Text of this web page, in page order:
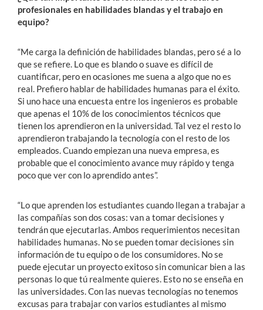
profesionales en habilidades blandas y el trabajo en
equipo?
“Me carga la definición de habilidades blandas, pero sé a lo
que se refiere. Lo que es blando o suave es difícil de
cuantificar, pero en ocasiones me suena a algo que no es
real. Prefiero hablar de habilidades humanas para el éxito.
Si uno hace una encuesta entre los ingenieros es probable
que apenas el 10% de los conocimientos técnicos que
tienen los aprendieron en la universidad. Tal vez el resto lo
aprendieron trabajando la tecnología con el resto de los
empleados. Cuando empiezan una nueva empresa, es
probable que el conocimiento avance muy rápido y tenga
poco que ver con lo aprendido antes”.
“Lo que aprenden los estudiantes cuando llegan a trabajar a
las compañías son dos cosas: van a tomar decisiones y
tendrán que ejecutarlas. Ambos requerimientos necesitan
habilidades humanas. No se pueden tomar decisiones sin
información de tu equipo o de los consumidores. No se
puede ejecutar un proyecto exitoso sin comunicar bien a las
personas lo que tú realmente quieres. Esto no se enseña en
las universidades. Con las nuevas tecnologías no tenemos
excusas para trabajar con varios estudiantes al mismo